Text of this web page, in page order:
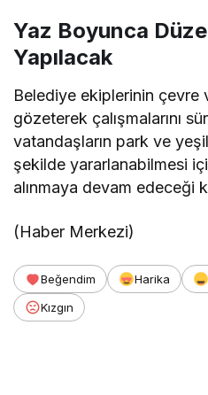
Yaz Boyunca
Yapılacak
Belediye ekiplerinin çevre
gözeterek çalışmalarını
vatandaşların park ve
şekilde yararlanabilmesi
alınmaya devam edeceği
(Haber Merkezi)
Beğendim Harika
Kızgın